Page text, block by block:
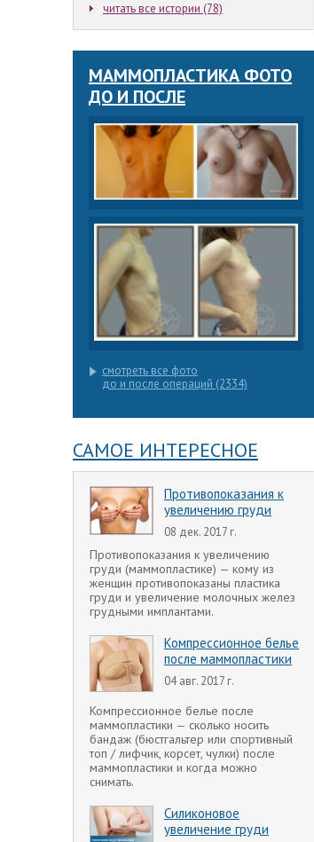
читать все истории (78)
МАММОПЛАСТИКА ФОТО
ДО И ПОСЛЕ
смотреть все фото
до и после операций (2334)
САМОЕ ИНТЕРЕСНОЕ
Противопоказания к
увеличению груди
08 дек. 2017 г.
Противопоказания к увеличению
груди (маммопластике) — кому из
женщин противопоказаны пластика
груди и увеличение молочных желез
грудными имплантами.
Компрессионное белье
после маммопластики
04 авг. 2017 г.
Компрессионное белье после
маммопластики — сколько носить
бандаж (бюстгальтер или спортивный
топ / лифчик, корсет, чулки) после
маммопластики и когда можно
снимать.
Силиконовое
увеличение груди